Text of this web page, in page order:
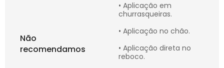
Não
recomendamos
• Aplicação em
churrasqueiras.
• Aplicação no chão.
• Aplicação direta no
reboco.